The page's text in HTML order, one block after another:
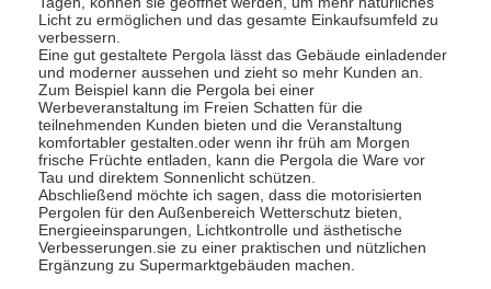
Licht zu ermöglichen und das gesamte Einkaufsumfeld zu
verbessern.
Eine gut gestaltete Pergola lässt das Gebäude einladender
und moderner aussehen und zieht so mehr Kunden an.
Zum Beispiel kann die Pergola bei einer
Werbeveranstaltung im Freien Schatten für die
teilnehmenden Kunden bieten und die Veranstaltung
komfortabler gestalten.oder wenn ihr früh am Morgen
frische Früchte entladen, kann die Pergola die Ware vor
Tau und direktem Sonnenlicht schützen.
Abschließend möchte ich sagen, dass die motorisierten
Pergolen für den Außenbereich Wetterschutz bieten,
Energieeinsparungen, Lichtkontrolle und ästhetische
Verbesserungen.sie zu einer praktischen und nützlichen
Ergänzung zu Supermarktgebäuden machen.